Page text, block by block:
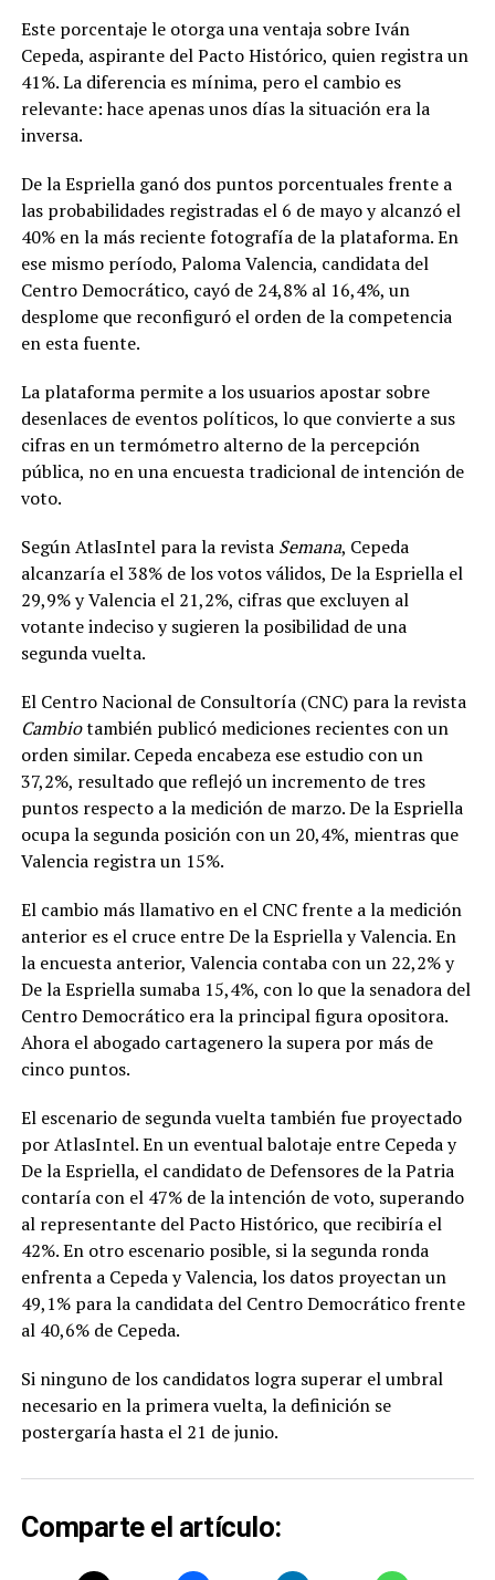
Este porcentaje le otorga una ventaja sobre Iván
Cepeda, aspirante del Pacto Histórico, quien registra un
41%. La diferencia es mínima, pero el cambio es
relevante: hace apenas unos días la situación era la
inversa.
De la Espriella ganó dos puntos porcentuales frente a
las probabilidades registradas el 6 de mayo y alcanzó el
40% en la más reciente fotografía de la plataforma. En
ese mismo período, Paloma Valencia, candidata del
Centro Democrático, cayó de 24,8% al 16,4%, un
desplome que reconfiguró el orden de la competencia
en esta fuente.
La plataforma permite a los usuarios apostar sobre
desenlaces de eventos políticos, lo que convierte a sus
cifras en un termómetro alterno de la percepción
pública, no en una encuesta tradicional de intención de
voto.
Según AtlasIntel para la revista Semana, Cepeda
alcanzaría el 38% de los votos válidos, De la Espriella el
29,9% y Valencia el 21,2%, cifras que excluyen al
votante indeciso y sugieren la posibilidad de una
segunda vuelta.
El Centro Nacional de Consultoría (CNC) para la revista
Cambiotambién publicó mediciones recientes con un
orden similar. Cepeda encabeza ese estudio con un
37,2%, resultado que reflejó un incremento de tres
puntos respecto a la medición de marzo. De la Espriella
ocupa la segunda posición con un 20,4%, mientras que
Valencia registra un 15%.
El cambio más llamativo en el CNC frente a la medición
anterior es el cruce entre De la Espriella y Valencia. En
la encuesta anterior, Valencia contaba con un 22,2% y
De la Espriella sumaba 15,4%, con lo que la senadora del
Centro Democrático era la principal figura opositora.
Ahora el abogado cartagenero la supera por más de
cinco puntos.
El escenario de segunda vuelta también fue proyectado
por AtlasIntel. En un eventual balotaje entre Cepeda y
De la Espriella, el candidato de Defensores de la Patria
contaría con el 47% de la intención de voto, superando
al representante del Pacto Histórico, que recibiría el
42%. En otro escenario posible, si la segunda ronda
enfrenta a Cepeda y Valencia, los datos proyectan un
49,1% para la candidata del Centro Democrático frente
al 40,6% de Cepeda.
Si ninguno de los candidatos logra superar el umbral
necesario en la primera vuelta, la definición se
postergaría hasta el 21 de junio.
Comparte el artículo: